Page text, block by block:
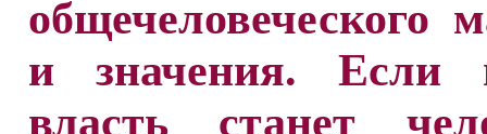
общечеловеческого
и значения. Если
власть станет